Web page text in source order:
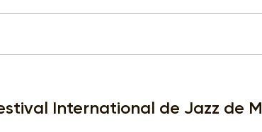
International de Jazz de